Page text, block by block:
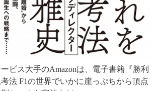
ビス大手のAmazonは、電子書籍『勝利
法 F1の世界でいかに崖っぷちから頂点